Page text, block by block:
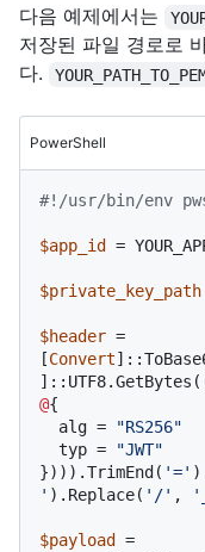
다음 예제에서는
저장된 파일 경로로
다.
PowerShell
#!/usr/bin/env
$app_id =
$private_key_path
$header =
[Convert
@{
  alg =
"RS256"
  typ =
"JWT"
}))).TrimEnd( '='
' ).Replace( '/' ,
$payload
=